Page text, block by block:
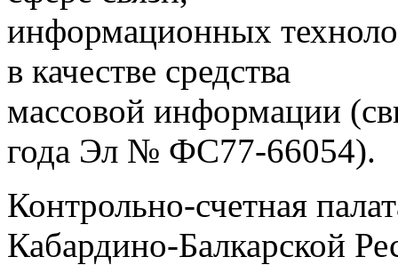
информационных
в качестве средства
массовой информации
года Эл № ФС77-66054).
Контрольно-счетная
Кабардино-Балкарской